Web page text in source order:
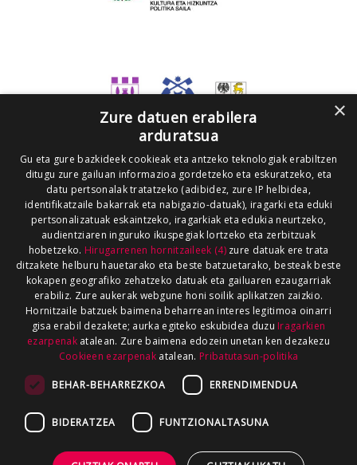
×
Zure datuen erabilera
arduratsua
Gu eta gure bazkideek cookieak eta antzeko teknologiak erabiltzen
ditugu zure gailuan informazioa gordetzeko eta eskuratzeko, eta
datu pertsonalak tratatzeko (adibidez, zure IP helbidea,
identifikatzaile bakarrak eta nabigazio-datuak), iragarki eta eduki
pertsonalizatuak eskaintzeko, iragarkiak eta edukia neurtzeko,
audientziaren inguruko ikuspegiak lortzeko eta zerbitzuak
hobetzeko. Hirugarrenen hornitzaileek (4)zure datuak ere trata
ditzakete helburu hauetarako eta beste batzuetarako, besteak beste
kokapen geografiko zehatzeko datuak eta gailuaren ezaugarriak
erabiliz. Zure aukerak webgune honi soilik aplikatzen zaizkio.
Hornitzaile batzuek baimena beharrean interes legitimoa oinarri
gisa erabil dezakete; aurka egiteko eskubidea duzu Iragarkien
ezarpenakatalean. Zure baimena edozein unetan ken dezakezu
Cookieen ezarpenak atalean. Pribatutasun-politika
BEHAR-BEHARREZKOA ERRENDIMENDUA
BIDERATZEA FUNTZIONALTASUNA